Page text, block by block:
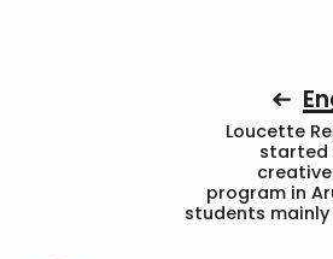
Loucette
started
program in
students